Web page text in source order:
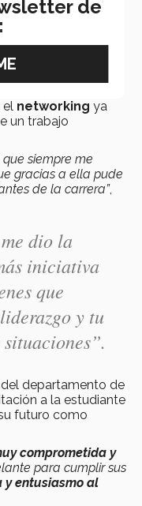
de
que se lleva de
networking ya
un trabajo
siempre me
gracias a ella pude
de la carrera”,
dio la
iniciativa
que
y tu
del departamento de
a la estudiante
futuro como
comprometida y
para cumplir sus
y entusiasmo al
de